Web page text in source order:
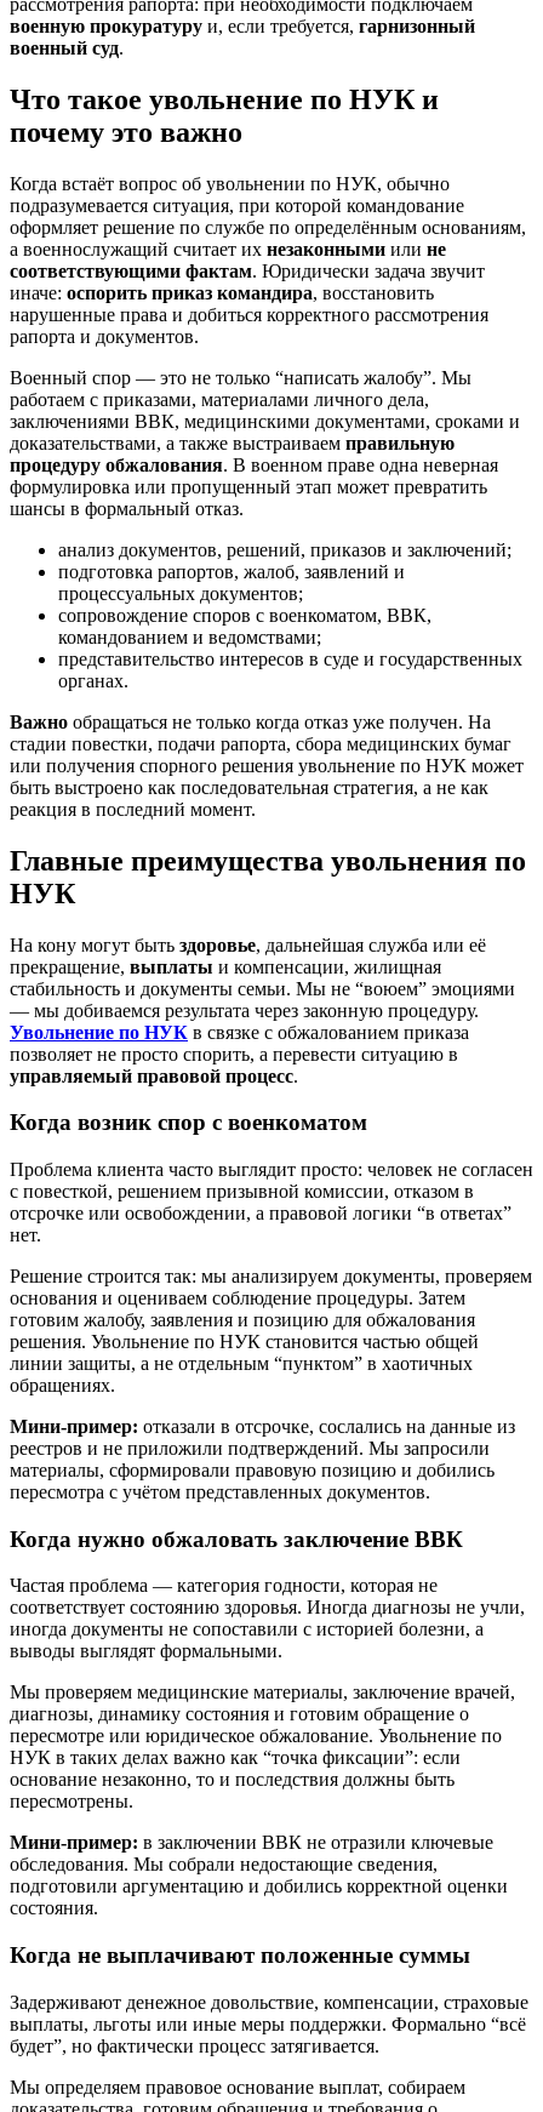
военную прокуратуру и, если требуется, гарнизонный
военный суд.
Что такое увольнение по НУК и
почему это важно
Когда встаёт вопрос об увольнении по НУК, обычно
подразумевается ситуация, при которой командование
оформляет решение по службе по определённым основаниям,
а военнослужащий считает их незаконными или не
соответствующими фактам. Юридически задача звучит
иначе: оспорить приказ командира, восстановить
нарушенные права и добиться корректного рассмотрения
рапорта и документов.
Военный спор — это не только “написать жалобу”. Мы
работаем с приказами, материалами личного дела,
заключениями ВВК, медицинскими документами, сроками и
доказательствами, а также выстраиваем правильную
процедуру обжалования. В военном праве одна неверная
формулировка или пропущенный этап может превратить
шансы в формальный отказ.
анализ документов, решений, приказов и заключений;
подготовка рапортов, жалоб, заявлений и
процессуальных документов;
сопровождение споров с военкоматом, ВВК,
командованием и ведомствами;
представительство интересов в суде и государственных
органах.
Важно обращаться не только когда отказ уже получен. На
стадии повестки, подачи рапорта, сбора медицинских бумаг
или получения спорного решения увольнение по НУК может
быть выстроено как последовательная стратегия, а не как
реакция в последний момент.
Главные преимущества увольнения по
НУК
На кону могут быть здоровье, дальнейшая служба или её
прекращение, выплаты и компенсации, жилищная
стабильность и документы семьи. Мы не “воюем” эмоциями
— мы добиваемся результата через законную процедуру.
Увольнение по НУК в связке с обжалованием приказа
позволяет не просто спорить, а перевести ситуацию в
управляемый правовой процесс.
Когда возник спор с военкоматом
Проблема клиента часто выглядит просто: человек не согласен
с повесткой, решением призывной комиссии, отказом в
отсрочке или освобождении, а правовой логики “в ответах”
нет.
Решение строится так: мы анализируем документы, проверяем
основания и оцениваем соблюдение процедуры. Затем
готовим жалобу, заявления и позицию для обжалования
решения. Увольнение по НУК становится частью общей
линии защиты, а не отдельным “пунктом” в хаотичных
обращениях.
Мини-пример: отказали в отсрочке, сослались на данные из
реестров и не приложили подтверждений. Мы запросили
материалы, сформировали правовую позицию и добились
пересмотра с учётом представленных документов.
Когда нужно обжаловать заключение ВВК
Частая проблема — категория годности, которая не
соответствует состоянию здоровья. Иногда диагнозы не учли,
иногда документы не сопоставили с историей болезни, а
выводы выглядят формальными.
Мы проверяем медицинские материалы, заключение врачей,
диагнозы, динамику состояния и готовим обращение о
пересмотре или юридическое обжалование. Увольнение по
НУК в таких делах важно как “точка фиксации”: если
основание незаконно, то и последствия должны быть
пересмотрены.
Мини-пример: в заключении ВВК не отразили ключевые
обследования. Мы собрали недостающие сведения,
подготовили аргументацию и добились корректной оценки
состояния.
Когда не выплачивают положенные суммы
Задерживают денежное довольствие, компенсации, страховые
выплаты, льготы или иные меры поддержки. Формально “всё
будет”, но фактически процесс затягивается.
Мы определяем правовое основание выплат, собираем